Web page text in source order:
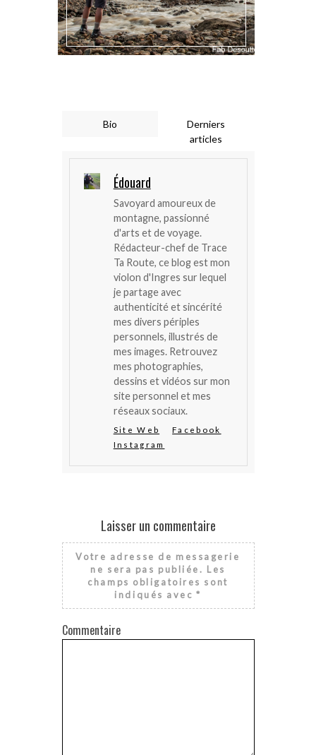
Bio
Derniers
articles
Édouard
Savoyard amoureux de
montagne, passionné
d'arts et de voyage.
Rédacteur-chef de Trace
Ta Route, ce blog est mon
violon d'Ingres sur lequel
je partage avec
authenticité et sincérité
mes divers périples
personnels, illustrés de
mes images. Retrouvez
mes photographies,
dessins et vidéos sur mon
site personnel et mes
réseaux sociaux.
Site Web
Facebook
Instagram
Laisser un commentaire
Votre adresse de messagerie
ne sera pas publiée. Les
champs obligatoires sont
indiqués avec*
Commentaire